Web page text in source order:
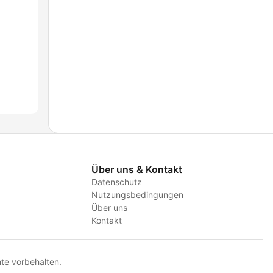
Über uns & Kontakt
Datenschutz
Nutzungsbedingungen
Über uns
Kontakt
vorbehalten.